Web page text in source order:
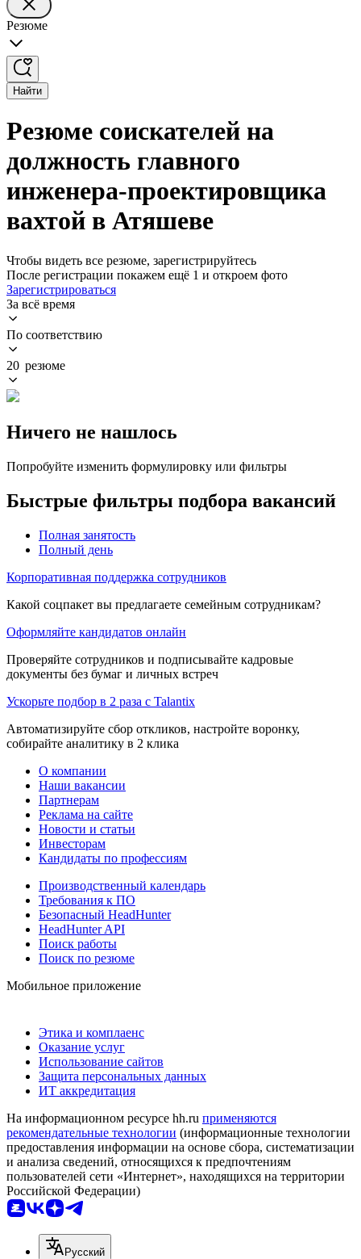
Резюме
Найти
Резюме соискателей на
должность главного
инженера-проектировщика
вахтой в Атяшеве
Чтобы видеть все резюме, зарегистрируйтесь
После регистрации покажем ещё 1 и откроем фото
Зарегистрироваться
За всё время
По соответствию
20 резюме
Ничего не нашлось
Попробуйте изменить формулировку или фильтры
Быстрые фильтры подбора вакансий
Полная занятость
Полный день
Корпоративная поддержка сотрудников
Какой соцпакет вы предлагаете семейным сотрудникам?
Оформляйте кандидатов онлайн
Проверяйте сотрудников и подписывайте кадровые
документы без бумаг и личных встреч
Ускорьте подбор в 2 раза с Talantix
Автоматизируйте сбор откликов, настройте воронку,
собирайте аналитику в 2 клика
О компании
Наши вакансии
Партнерам
Реклама на сайте
Новости и статьи
Инвесторам
Кандидаты по профессиям
Производственный календарь
Требования к ПО
Безопасный HeadHunter
HeadHunter API
Поиск работы
Поиск по резюме
Мобильное приложение
Этика и комплаенс
Оказание услуг
Использование сайтов
Защита персональных данных
ИТ аккредитация
На информационном ресурсе hh.ru применяются
рекомендательные технологии (информационные технологии
предоставления информации на основе сбора, систематизации
и анализа сведений, относящихся к предпочтениям
пользователей сети «Интернет», находящихся на территории
Российской Федерации)
Русский